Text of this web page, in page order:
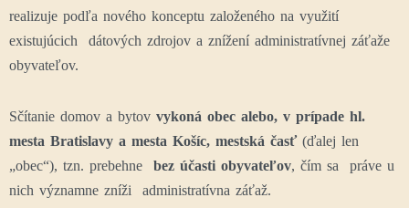
realizuje podľa nového konceptu založeného na využití
existujúcich dátových zdrojov a znížení administratívnej záťaže
obyvateľov.
Sčítanie domov a bytov vykoná obec alebo, v prípade hl.
mesta Bratislavy a mesta Košíc, mestská časť(ďalej len
„obec“), tzn. prebehne bez účasti obyvateľov, čím sa práve u
nich významne zníži administratívna záťaž.